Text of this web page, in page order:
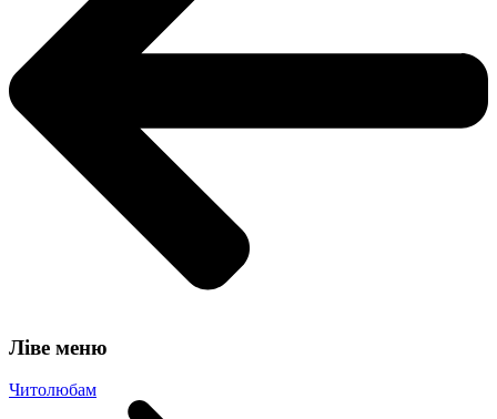
Ліве меню
Читолюбам